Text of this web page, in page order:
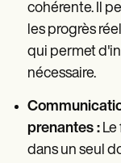
cohérente. Il
les progrès
qui permet
nécessaire.
prenantes :
dans un seul